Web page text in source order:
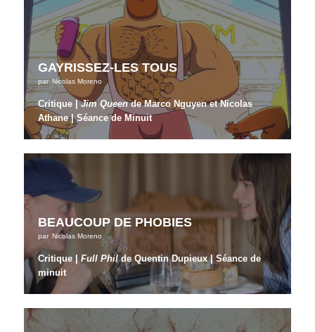
GAYRISSEZ-LES TOUS
par Nicolas Moreno
Critique |Jim Queende Marco Nguyen et Nicolas
Athane | Séance de Minuit
BEAUCOUP DE PHOBIES
par Nicolas Moreno
Critique |Full Philde Quentin Dupieux | Séance de
minuit